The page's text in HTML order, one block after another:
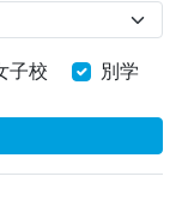
子校 別学